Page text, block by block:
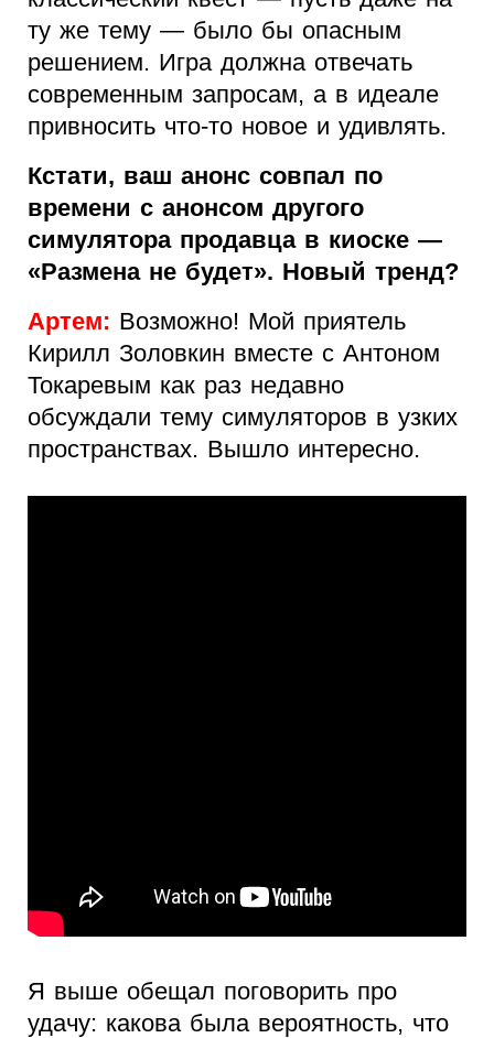
ту же тему — было бы опасным
решением. Игра должна отвечать
современным запросам, а в идеале
привносить что-то новое и удивлять.
Кстати, ваш анонс совпал по
времени с анонсом другого
симулятора продавца в киоске —
«Размена не будет». Новый тренд?
Артем: Возможно! Мой приятель
Кирилл Золовкин вместе с Антоном
Токаревым как раз недавно
обсуждали тему симуляторов в узких
пространствах. Вышло интересно.
Я выше обещал поговорить про
удачу: какова была вероятность, что